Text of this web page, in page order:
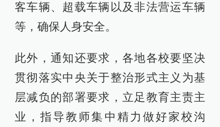
客车辆、超载车辆以及非法营运车辆
等，确保人身安全。
此外，通知还要求，各地各校要坚决
贯彻落实中央关于整治形式主义为基
层减负的部署要求，立足教育主责主
业，指导教师集中精力做好家校沟